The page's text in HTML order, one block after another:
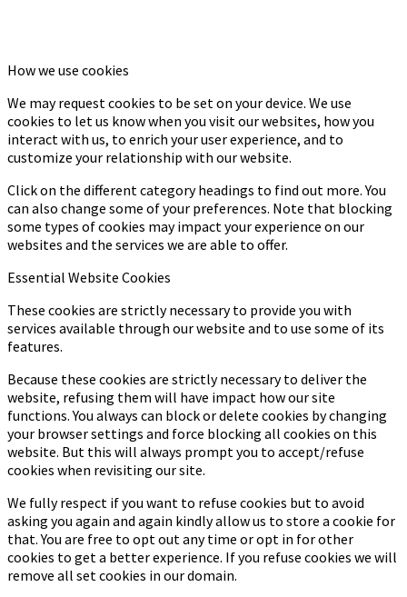
How we use cookies
We may request cookies to be set on your device. We use
cookies to let us know when you visit our websites, how you
interact with us, to enrich your user experience, and to
customize your relationship with our website.
Click on the different category headings to find out more. You
can also change some of your preferences. Note that blocking
some types of cookies may impact your experience on our
websites and the services we are able to offer.
Essential Website Cookies
These cookies are strictly necessary to provide you with
services available through our website and to use some of its
features.
Because these cookies are strictly necessary to deliver the
website, refusing them will have impact how our site
functions. You always can block or delete cookies by changing
your browser settings and force blocking all cookies on this
website. But this will always prompt you to accept/refuse
cookies when revisiting our site.
We fully respect if you want to refuse cookies but to avoid
asking you again and again kindly allow us to store a cookie for
that. You are free to opt out any time or opt in for other
cookies to get a better experience. If you refuse cookies we will
remove all set cookies in our domain.